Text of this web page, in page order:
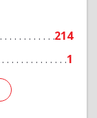
214
1